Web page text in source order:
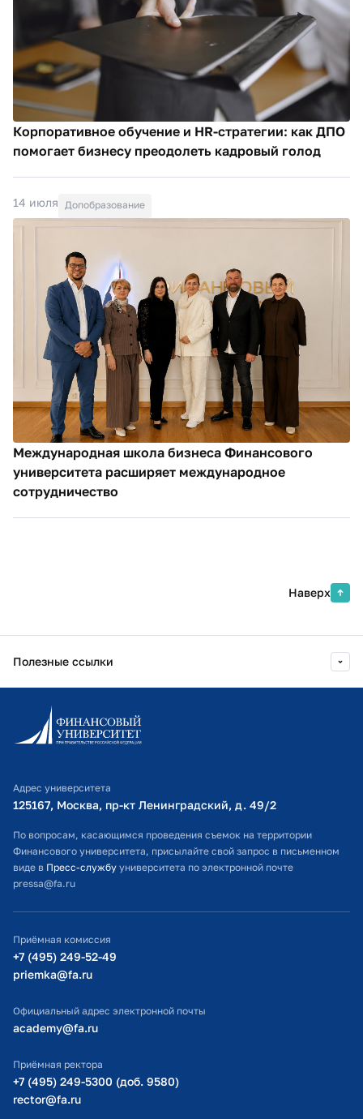
Корпоративное обучение и HR-стратегии: как ДПО
помогает бизнесу преодолеть кадровый голод
14 июля Допобразование
Международная школа бизнеса Финансового
университета расширяет международное
сотрудничество
Наверх
Полезные ссылки
Информационно-образовательный портал
Личный кабинет поступающего
Оплата обучения
Расписание занятий
Студенческий офис
Официальный адрес электронной почты
Министерство просвещения РФ
Министерство науки и высшего образования РФ
Адрес университета
125167, Москва, пр-кт Ленинградский, д. 49/2​
По вопросам, касающимся проведения съемок на территории
Финансового университета, присылайте свой запрос в письменном
виде в Пресс-службу университета по электронной почте
pressa@fa.ru
Приёмная комиссия
+7 (495) 249-52-49
priemka@fa.ru
Официальный адрес электронной почты
academy@fa.ru
Приёмная ректора
+7 (495) 249-5300 (доб. 9580)
rector@fa.ru